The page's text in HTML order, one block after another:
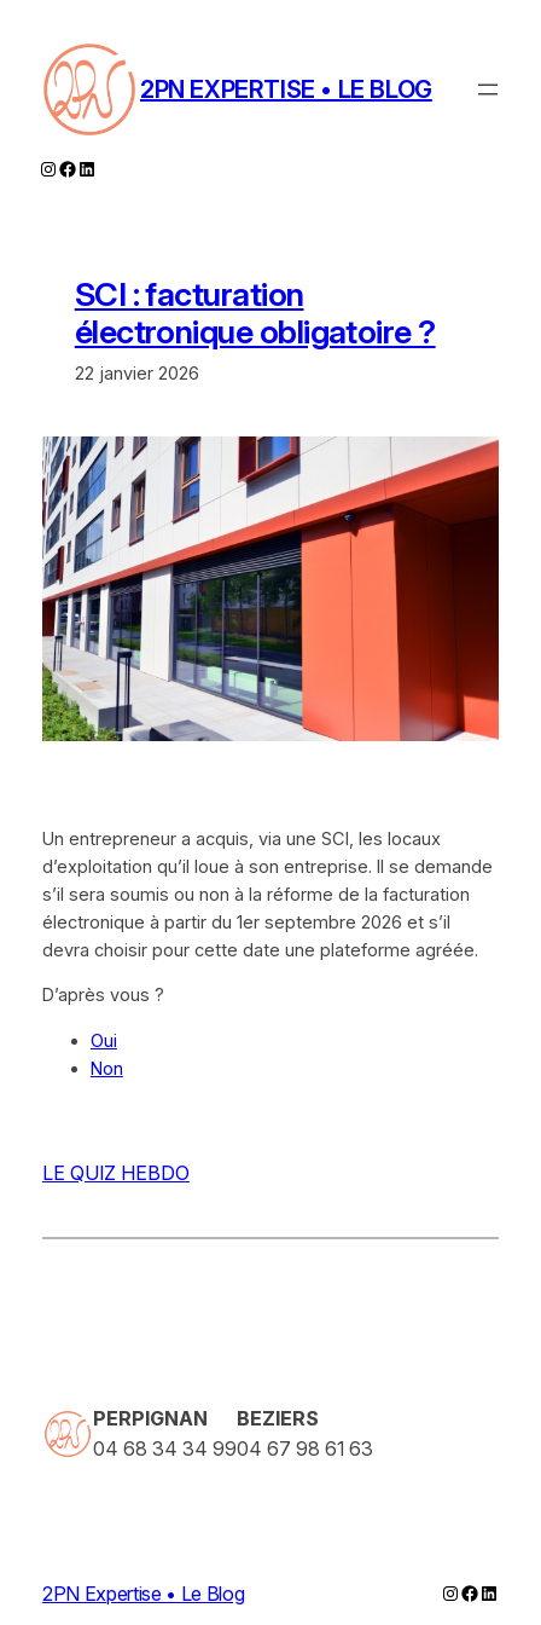
contenu
2PN EXPERTISE • LE BLOG
Instagram
Facebook
LinkedIn
SCI : facturation
électronique obligatoire ?
22 janvier 2026
Un entrepreneur a acquis, via une SCI, les locaux
d’exploitation qu’il loue à son entreprise. Il se demande
s’il sera soumis ou non à la réforme de la facturation
électronique à partir du 1er septembre 2026 et s’il
devra choisir pour cette date une plateforme agréée.
D’après vous ?
Oui
Non
LE QUIZ HEBDO
PERPIGNAN
04 68 34 34 99
BEZIERS
04 67 98 61 63
2PN Expertise • Le Blog Instagram